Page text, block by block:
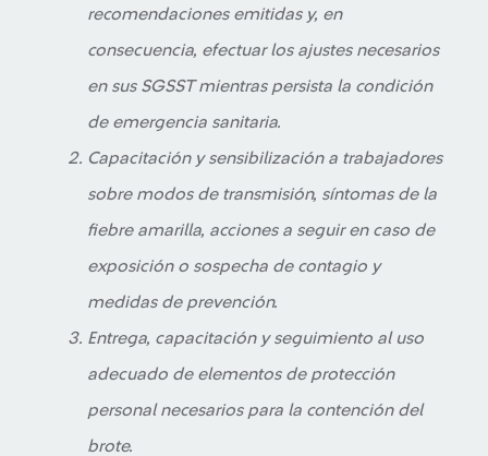
recomendaciones emitidas y, en
consecuencia, efectuar los ajustes necesarios
en sus SGSST mientras persista la condición
de emergencia sanitaria.
Capacitación y sensibilización a trabajadores
sobre modos de transmisión, síntomas de la
fiebre amarilla, acciones a seguir en caso de
exposición o sospecha de contagio y
medidas de prevención.
Entrega, capacitación y seguimiento al uso
adecuado de elementos de protección
personal necesarios para la contención del
brote.